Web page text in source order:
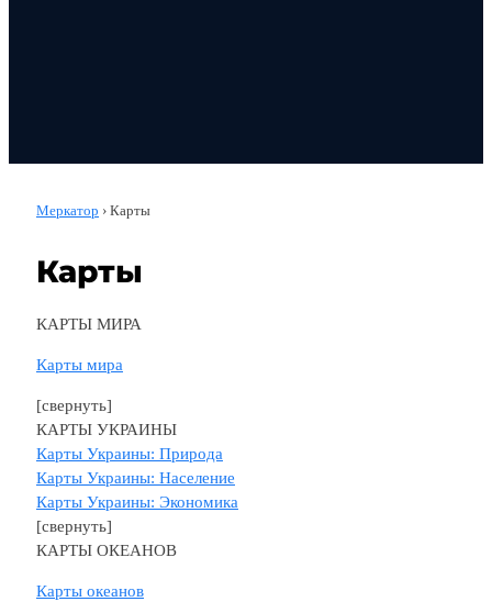
Меркатор › Карты
Карты
КАРТЫ МИРА
Карты мира
[свернуть]
КАРТЫ УКРАИНЫ
Карты Украины: Природа
Карты Украины: Население
Карты Украины: Экономика
[свернуть]
КАРТЫ ОКЕАНОВ
Карты океанов